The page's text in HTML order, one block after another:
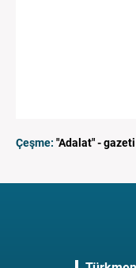
Çeşme: "Adalat" - gazeti